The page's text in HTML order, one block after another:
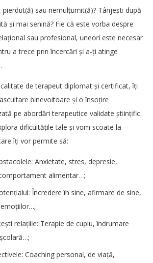
sau nemulțumit(ă)? Tânjești după
și mai senină? Fie că este vorba despre
sau profesional, uneori este necesar
a trece prin încercări și a-ți atinge
de terapeut diplomat și certificat, îți
binevoitoare și o însoțire
pe abordări terapeutice validate științific.
dificultățile tale și vom scoate la
îți vor permite să:
Anxietate, stres, depresie,
alimentar…;
Încredere în sine, afirmare de sine,
relațiile: Terapie de cuplu, îndrumare
Coaching personal, de viață,